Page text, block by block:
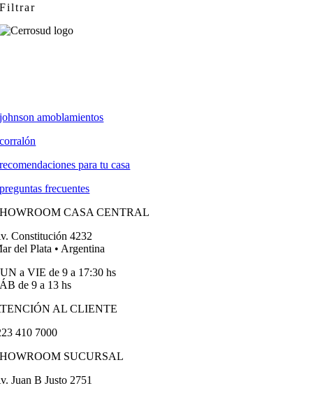
Filtrar
johnson amoblamientos
corralón
recomendaciones para tu casa
preguntas frecuentes
CASA CENTRAL
Constitución 4232
del Plata • Argentina
a VIE de 9 a 17:30 hs
de 9 a 13 hs
AL CLIENTE
410 7000
SUCURSAL
Juan B Justo 2751